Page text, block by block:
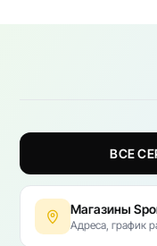
ВСЕ
Магазины
Адреса, график